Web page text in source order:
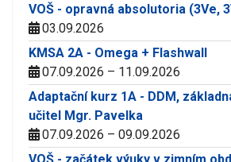
VOŠ - opravná absolutoria (3Ve,
03.09.2026
KMSA 2A - Omega + Flashwall
07.09.2026 – 11.09.2026
Adaptační kurz 1A - DDM,
učitel Mgr. Pavelka
07.09.2026 – 09.09.2026